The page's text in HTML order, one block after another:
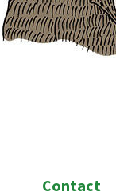
Contact